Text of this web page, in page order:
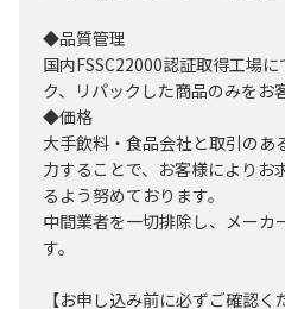
◆品質管理
国内FSSC22000認証取得工場
ク、リパックした商品のみをお
◆価格
大手飲料・食品会社と取引のあ
力することで、お客様によりお
るよう努めております。
中間業者を一切排除し、メーカ
す。
【お申し込み前に必ずご確認く